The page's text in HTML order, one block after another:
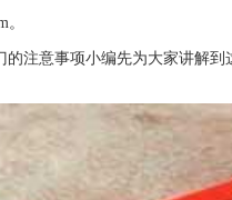
的注意事项小编先为大家讲解到